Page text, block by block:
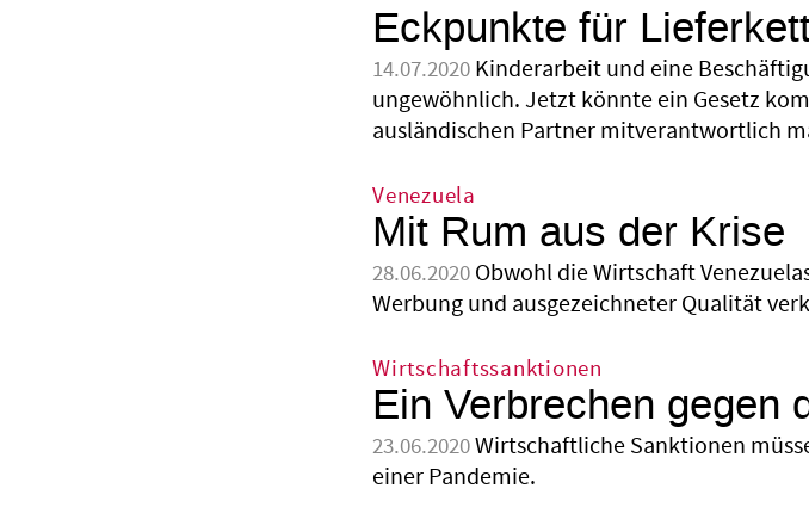
Eckpunkte für
14.07.2020 Kinderarbeit und eine
ungewöhnlich. Jetzt könnte ein Gesetz
ausländischen Partner mitverantwortlich
Venezuela
Mit Rum aus der Krise
28.06.2020 Obwohl die Wirtschaft
Werbung und ausgezeichneter Qualität
Wirtschaftssanktionen
Ein Verbrechen gegen
23.06.2020Wirtschaftliche Sanktionen
einer Pandemie.